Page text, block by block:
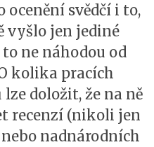
svědčí i to,
vyšlo jen jediné
ne náhodou od
kolika pracích
doložit, že na ně
recenzí (nikoli jen
nadnárodních